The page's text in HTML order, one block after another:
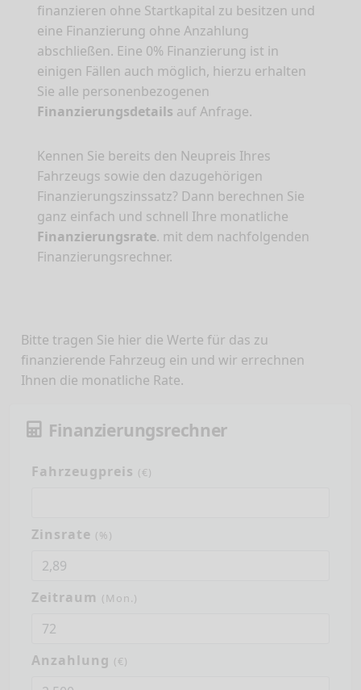
finanzieren ohne Startkapital zu besitzen und
eine Finanzierung ohne Anzahlung
abschließen. Eine 0% Finanzierung ist in
einigen Fällen auch möglich, hierzu erhalten
Sie alle personenbezogenen
Finanzierungsdetails auf Anfrage.
Kennen Sie bereits den Neupreis Ihres
Fahrzeugs sowie den dazugehörigen
Finanzierungszinssatz? Dann berechnen Sie
ganz einfach und schnell Ihre monatliche
Finanzierungsrate. mit dem nachfolgenden
Finanzierungsrechner.
Bitte tragen Sie hier die Werte für das zu
finanzierende Fahrzeug ein und wir errechnen
Ihnen die monatliche Rate.
Finanzierungsrechner
Fahrzeugpreis (€)
Zinsrate (%)
Zeitraum (Mon.)
Anzahlung (€)